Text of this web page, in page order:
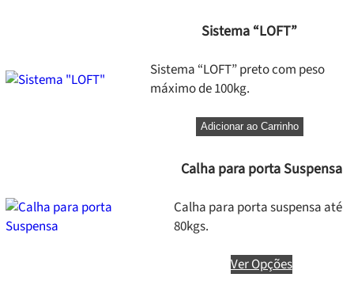
Sistema “LOFT”
Sistema “LOFT” preto com peso
máximo de 100kg.
Adicionar ao Carrinho
Calha para porta Suspensa
Calha para porta suspensa até
80kgs.
Ver Opções